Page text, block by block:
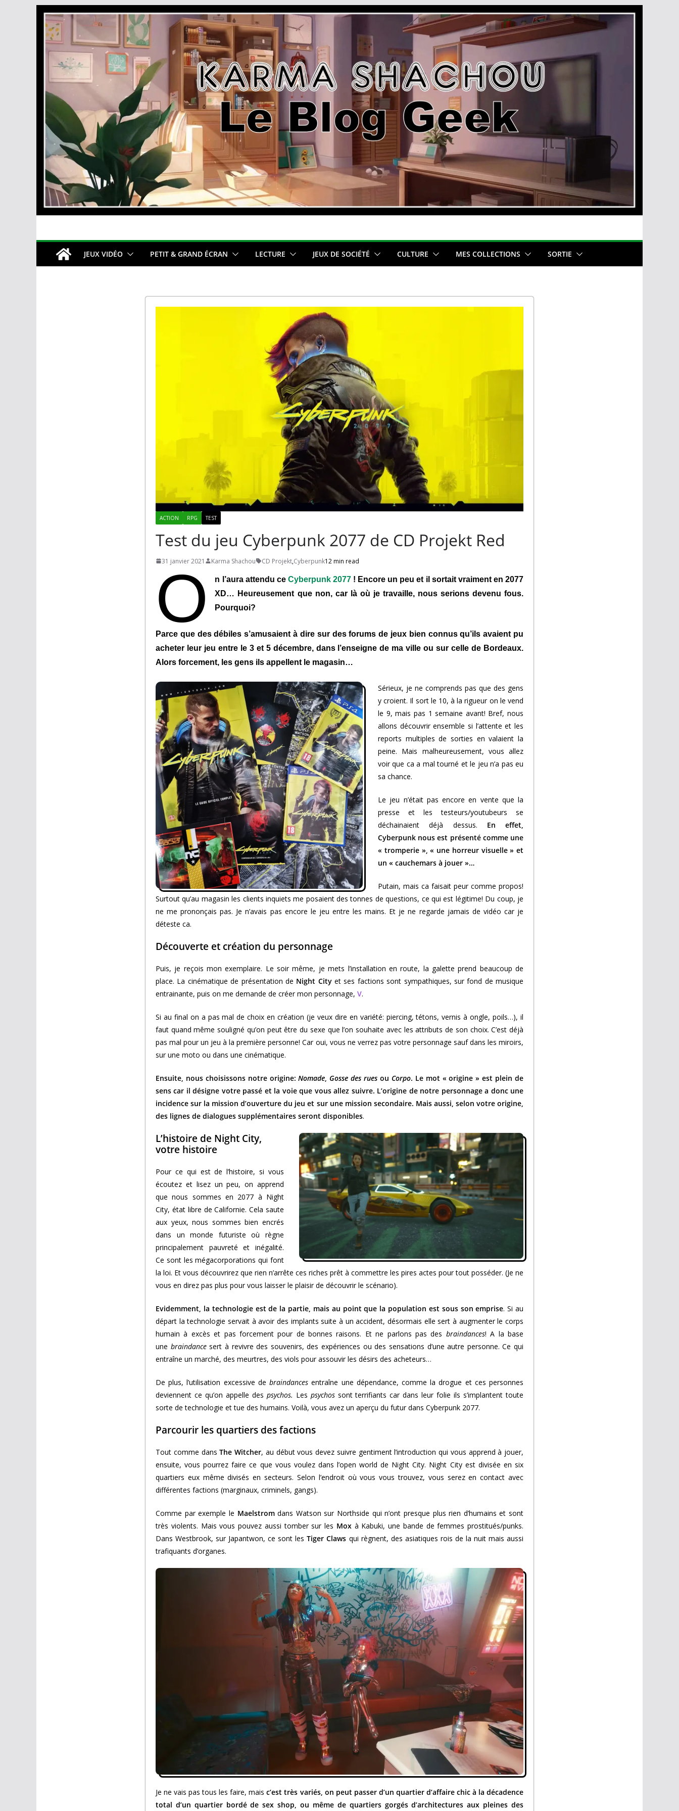
Passer
au
contenu
JEUX VIDÉO PETIT & GRAND ÉCRAN LECTURE JEUX DE SOCIÉTÉ CULTURE MES COLLECTIONS SORTIE
ACTION RPG TEST
Test du jeu Cyberpunk 2077 de CD Projekt Red
31 janvier 2021 Karma Shachou CD Projekt,Cyberpunk12 min read
O n l’aura attendu ce Cyberpunk 2077! Encore un peu et il sortait vraiment en 2077
XD… Heureusement que non, car là où je travaille, nous serions devenu fous.
Pourquoi?
Parce que des débiles s’amusaient à dire sur des forums de jeux bien connus qu’ils avaient pu
acheter leur jeu entre le 3 et 5 décembre, dans l’enseigne de ma ville ou sur celle de Bordeaux.
Alors forcement, les gens ils appellent le magasin…
Sérieux, je ne comprends pas que des gens
y croient. Il sort le 10, à la rigueur on le vend
le 9, mais pas 1 semaine avant! Bref, nous
allons découvrir ensemble si l’attente et les
reports multiples de sorties en valaient la
peine. Mais malheureusement, vous allez
voir que ca a mal tourné et le jeu n’a pas eu
sa chance.
Le jeu n’était pas encore en vente que la
presse et les testeurs/youtubeurs se
déchainaient déjà dessus. En effet,
Cyberpunk nous est présenté comme une
« tromperie », « une horreur visuelle » et
un « cauchemars à jouer »…
Putain, mais ca faisait peur comme propos!
Surtout qu’au magasin les clients inquiets me posaient des tonnes de questions, ce qui est légitime! Du coup, je
ne me prononçais pas. Je n’avais pas encore le jeu entre les mains. Et je ne regarde jamais de vidéo car je
déteste ca.
Découverte et création du personnage
Puis, je reçois mon exemplaire. Le soir même, je mets l’installation en route, la galette prend beaucoup de
place. La cinématique de présentation de Night Cityet ses factions sont sympathiques, sur fond de musique
entrainante, puis on me demande de créer mon personnage, V.
Si au final on a pas mal de choix en création (je veux dire en variété: piercing, tétons, vernis à ongle, poils…), il
faut quand même souligné qu’on peut être du sexe que l’on souhaite avec les attributs de son choix. C’est déjà
pas mal pour un jeu à la première personne! Car oui, vous ne verrez pas votre personnage sauf dans les miroirs,
sur une moto ou dans une cinématique.
Ensuite, nous choisissons notre origine:Nomade Gosse des rues ou Corpo. Le mot « origine » est plein de
sens car il désigne votre passé et la voie que vous allez suivre. L’origine de notre personnage a donc une
incidence sur la mission d’ouverture du jeu et sur une mission secondaire. Mais aussi, selon votre origine,
des lignes de dialogues supplémentaires seront disponibles.
L’histoire de Night City,
votre histoire
Pour ce qui est de l’histoire, si vous
écoutez et lisez un peu, on apprend
que nous sommes en 2077 à Night
City, état libre de Californie. Cela saute
aux yeux, nous sommes bien encrés
dans un monde futuriste où règne
principalement pauvreté et inégalité.
Ce sont les mégacorporations qui font
la loi. Et vous découvrirez que rien n’arrête ces riches prêt à commettre les pires actes pour tout posséder. (Je ne
vous en direz pas plus pour vous laisser le plaisir de découvrir le scénario).
Evidemment, la technologie est de la partie, mais au point que la population est sous son emprise. Si au
départ la technologie servait à avoir des implants suite à un accident, désormais elle sert à augmenter le corps
humain à excès et pas forcement pour de bonnes raisons. Et ne parlons pas des braindances! A la base
une braindancesert à revivre des souvenirs, des expériences ou des sensations d’une autre personne. Ce qui
entraîne un marché, des meurtres, des viols pour assouvir les désirs des acheteurs…
De plus, l’utilisation excessive debraindances entraîne une dépendance, comme la drogue et ces personnes
deviennent ce qu’on appelle des psychos. Les psychossont terrifiants car dans leur folie ils s’implantent toute
sorte de technologie et tue des humains. Voilà, vous avez un aperçu du futur dans Cyberpunk 2077.
Parcourir les quartiers des factions
Tout comme dansThe Witcher, au début vous devez suivre gentiment l’introduction qui vous apprend à jouer,
ensuite, vous pourrez faire ce que vous voulez dans l’open world de Night City. Night City est divisée en six
quartiers eux même divisés en secteurs. Selon l’endroit où vous vous trouvez, vous serez en contact avec
différentes factions (marginaux, criminels, gangs).
Comme par exemple le Maelstromdans Watson sur Northside qui n’ont presque plus rien d’humains et sont
très violents. Mais vous pouvez aussi tomber sur les Moxà Kabuki, une bande de femmes prostitués/punks.
Dans Westbrook, sur Japantwon, ce sont lesTiger Claws qui règnent, des asiatiques rois de la nuit mais aussi
trafiquants d’organes.
Je ne vais pas tous les faire, maisc’est très variés, on peut passer d’un quartier d’affaire chic à la décadence
total d’un quartier bordé de sex shop, ou même de quartiers gorgés d’architectures aux pleines des